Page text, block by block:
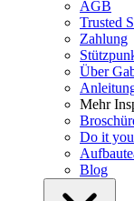
AGB
Trusted
Zahlung
Über
Mehr
Do it
Blog